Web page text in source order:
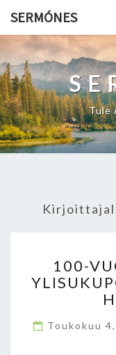
SERMÓNES
Tule
100-
Toukokuu